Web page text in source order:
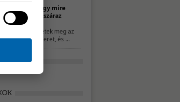
10 ötlet, hogy mire
használd a száraz
kenyeret
Ha nem ettétek meg az
összes kenyeret, és ...